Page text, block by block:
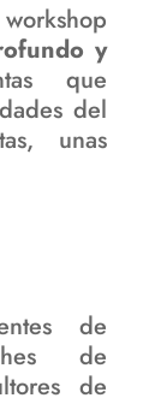
y
que
del
unas
de
de
de